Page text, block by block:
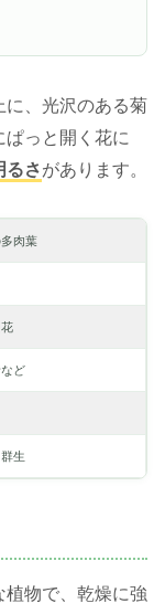
に、光沢のある菊
っと開く花に
るさがあります。
肉葉
ど
生
植物で、乾燥に強